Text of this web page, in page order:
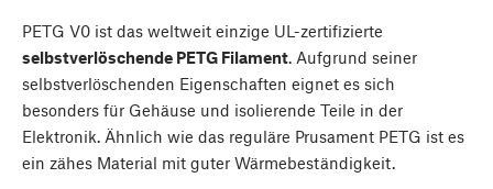
PETG V0 ist das weltweit einzige UL-zertifizierte
selbstverlöschende PETG Filament. Aufgrund seiner
selbstverlöschenden Eigenschaften eignet es sich
besonders für Gehäuse und isolierende Teile in der
Elektronik. Ähnlich wie das reguläre Prusament PETG ist es
ein zähes Material mit guter Wärmebeständigkeit.